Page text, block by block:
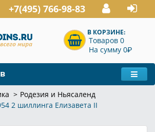
+7(495) 766-98-83
В КОРЗИНЕ:
Товаров 0
На сумму 0P
Родезия и Ньясаленд
2 шиллинга Елизавета II